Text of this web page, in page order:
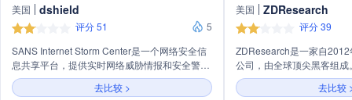
美国 dshield
评分 51
5
SANS Internet Storm Center是一个网络安全信
息共享平台，提供实时网络威胁情报和安全警
报。主要业务包括网络监控、数据共享、安全工
具开发和信息安全教育。
去比较 >
美国 ZDResearch
评分 39
ZDResearch是一家自
公司，由全球顶尖黑客组
研究、渗透测试和培训在
件分析、代码审计、逆向工
去比较